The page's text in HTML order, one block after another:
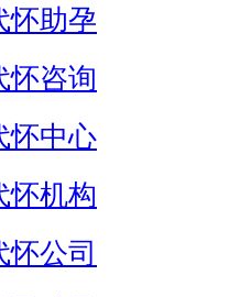
怀助孕
怀咨询
怀中心
怀机构
怀公司